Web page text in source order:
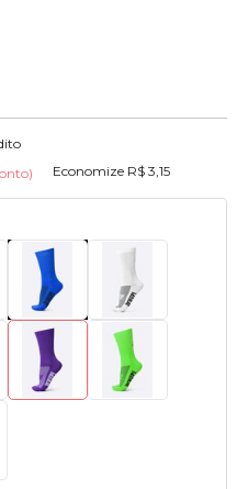
Economize R$ 3,15